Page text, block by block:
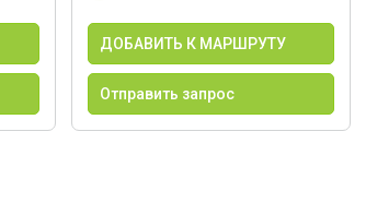
ДОБАВИТЬ К МАРШРУТУ
Отправить запрос